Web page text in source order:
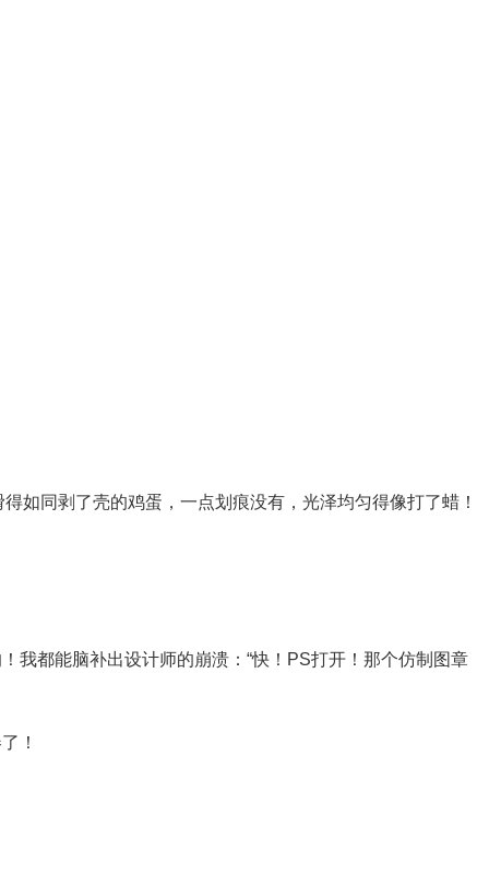
如同剥了壳的鸡蛋，一点划痕没有，光泽均匀得像打了蜡！
我都能脑补出设计师的崩溃：“快！PS打开！那个仿制图章
！